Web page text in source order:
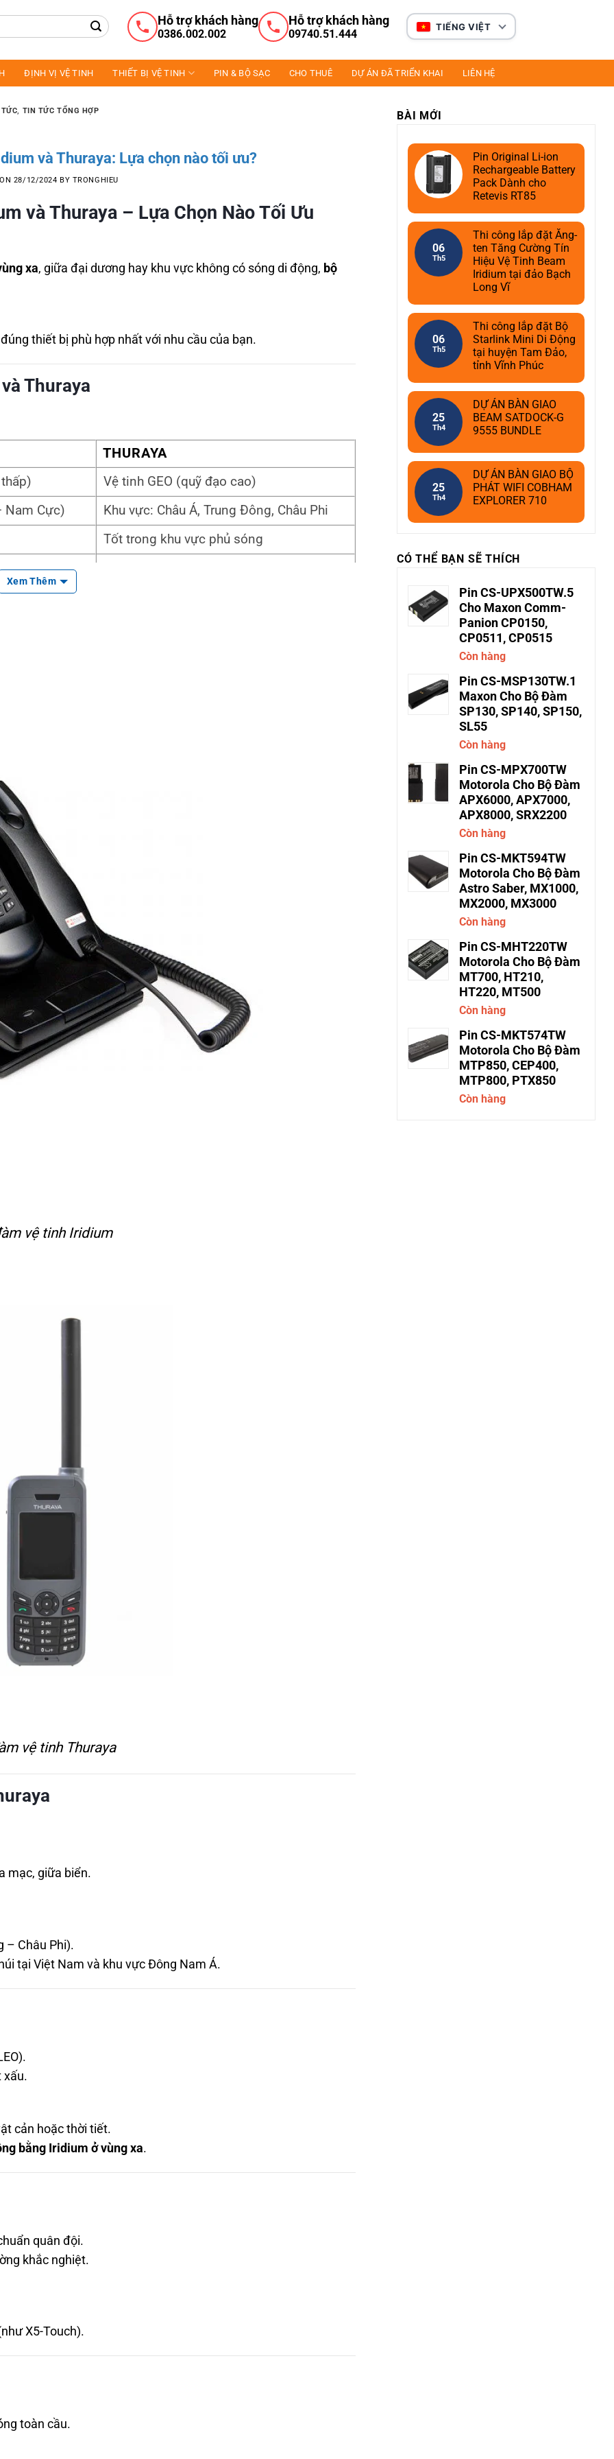
Hỗ trợ khách hàng
0386.002.002
Hỗ trợ khách hàng
09740.51.444
TIẾNG VIỆT
ĐỊNH VỊ VỆ TINH THIẾT BỊ VỆ TINH PIN & BỘ SẠC CHO THUÊ DỰ ÁN ĐÃ TRIỂN KHAI LIÊN HỆ
, TIN TỨC TỔNG HỢP
và Thuraya: Lựa chọn nào tối ưu?
28/12/2024 BY TRONGHIEU
và Thuraya – Lựa Chọn Nào Tối Ưu
xa, giữa đại dương hay khu vực không có sóng di động, bộ
thiết bị phù hợp nhất với nhu cầu của bạn.
Thuraya
THURAYA
Vệ tinh GEO (quỹ đạo cao)
Nam Cực)
Khu vực: Châu Á, Trung Đông, Châu Phi
Tốt trong khu vực phủ sóng
SAT100
Xem Thêm
vệ tinh Iridium
vệ tinh Thuraya
mạc, giữa biển.
– Châu Phi).
tại Việt Nam và khu vực Đông Nam Á.
xấu.
cản hoặc thời tiết.
bằng Iridium ở vùng xa.
quân đội.
khắc nghiệt.
X5-Touch).
toàn cầu.
BÀI MỚI
Pin Original Li-ion
Rechargeable Battery
Pack Dành cho
Retevis RT85
06
Th5
Thi công lắp đặt Ăng-
ten Tăng Cường Tín
Hiệu Vệ Tinh Beam
Iridium tại đảo Bạch
Long Vĩ
06
Th5
Thi công lắp đặt Bộ
Starlink Mini Di Động
tại huyện Tam Đảo,
tỉnh Vĩnh Phúc
25
Th4
DỰ ÁN BÀN GIAO
BEAM SATDOCK-G
9555 BUNDLE
25
Th4
DỰ ÁN BÀN GIAO BỘ
PHÁT WIFI COBHAM
EXPLORER 710
CÓ THỂ BẠN SẼ THÍCH
Pin CS-UPX500TW.5
Cho Maxon Comm-
Panion CP0150,
CP0511, CP0515
Còn hàng
Pin CS-MSP130TW.1
Maxon Cho Bộ Đàm
SP130, SP140, SP150,
SL55
Còn hàng
Pin CS-MPX700TW
Motorola Cho Bộ Đàm
APX6000, APX7000,
APX8000, SRX2200
Còn hàng
Pin CS-MKT594TW
Motorola Cho Bộ Đàm
Astro Saber, MX1000,
MX2000, MX3000
Còn hàng
Pin CS-MHT220TW
Motorola Cho Bộ Đàm
MT700, HT210,
HT220, MT500
Còn hàng
Pin CS-MKT574TW
Motorola Cho Bộ Đàm
MTP850, CEP400,
MTP800, PTX850
Còn hàng